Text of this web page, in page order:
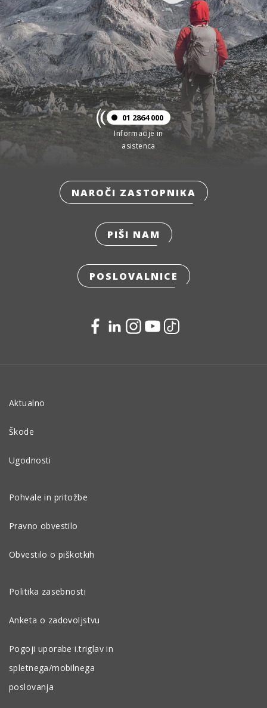
01 2864 000
Informacije in
asistenca
NAROČI ZASTOPNIKA
PIŠI NAM
POSLOVALNICE
Aktualno
Škode
Ugodnosti
Pohvale in pritožbe
Pravno obvestilo
Obvestilo o piškotkih
Politika zasebnosti
Anketa o zadovoljstvu
Pogoji uporabe i.triglav in
spletnega/mobilnega
poslovanja